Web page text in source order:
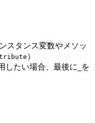
スタンス変数やメソッ
）
したい場合、最後に
を